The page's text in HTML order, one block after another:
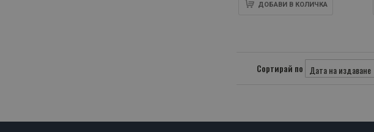
ДОБАВИ В КОЛИЧКА
Сортирай по